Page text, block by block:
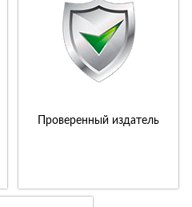
Проверенный издатель